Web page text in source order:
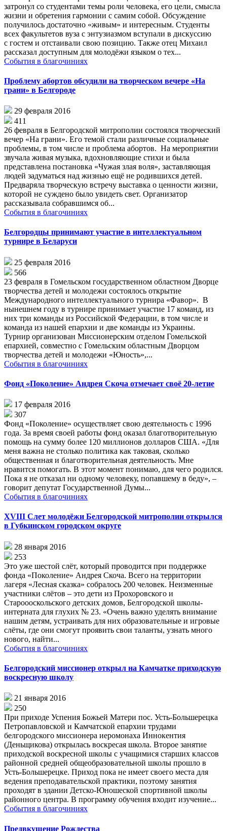
затронул со студентами темы роли человека, его цели, смысла
жизни и обретения гармонии с самим собой. Обсуждение
получилось достаточно «живым» и интересным. Студенты
всех факультетов вуза с энтузиазмом вступали в дискуссию
с гостем и отстаивали свою позицию. Также отец Михаил
рассказал доступным для молодёжи языком о тех...
События в благочиниях
Проблему абортов обсудили на творческом вечере «На
грани» в Белгороде
29 февраля 2016
411
26 февраля в Белгородской митрополии состоялся творческий
вечер «На грани». Его темой стали различные социальные
проблемы, в том числе и проблема абортов. На мероприятии
звучала живая музыка, вдохновляющие стихи и была
представлена постановка «Чужая злая воля», заставляющая
людей задуматься над жизнью ещё не родившихся детей.
Предваряла творческую встречу выставка о ценности жизни,
которой не суждено было увидеть свет. Организатор
рассказывала собравшимся об...
События в благочиниях
Белгородцы принимают участие в интеллектуальном
турнире в Беларуси
25 февраля 2016
566
23 февраля в Гомельском государственном областном Дворце
творчества детей и молодежи состоялось открытие
Международного интеллектуального турнира «Фавор». В
нынешнем году в турнире принимает участие 17 команд, из
них три команды из Российской Федерации, в том числе и
команда из нашей епархии и две команды из Украины.
Турнир организован Миссионерским отделом Гомельской
епархией, совместно с Гомельским областным Дворцом
творчества детей и молодежи «Юность»,...
События в благочиниях
Фонд «Поколение» Андрея Скоча отмечает своё 20-летие
17 февраля 2016
307
Фонд «Поколение» осуществляет свою деятельность с 1996
года. За время своей работы фонд оказал благотворительную
помощь на сумму более 120 миллионов долларов США. «Для
меня важна не столько политика как таковая, сколько
общественная и благотворительная деятельность. Мне
нравится помогать. В этот момент понимаю, для чего родился.
Пока я не отказал ни одному человеку, попавшему в беду», –
говорит депутат Государственной Думы...
События в благочиниях
XVIII Слет молодёжи Белгородской митрополии открылся
в Губкинском городском округе
28 января 2016
253
Это уже шестой слёт, который проводится при поддержке
фонда «Поколение» Андрея Скоча. Всего на территории
лагеря «Лесная сказка» собралось 200 человек. Неизменные
участники слётов – это дети из Прохоровского и
Староооскольского детских домов, Белгородской школы-
интерната для глухих № 23. «Очень важно уделять внимание
нашим детям, устраивать для них образовательные и игровые
слёты, где они смогут проявить свои таланты, узнать много
нового, найти...
События в благочиниях
Белгородский миссионер открыл на Камчатке приходскую
воскресную школу
21 января 2016
250
При приходе Успения Божьей Матери пос. Усть-Большерецка
Петропавловской и Камчатской епархии трудами
белгородского миссионера иеромонаха Иннокентия
(Деньщикова) открылась воскресая школа. Второе занятие
приходской воскресной школы с учащимися старших классов
районной средней общеобразовательной школы прошло в
Усть-Большерецке. Приход пока не имеет своего места для
ведения преподавательской практики, поэтому занятия
проходят в здании Детско-Юношеской спортивной школы
районного центра. В программу обучения входит изучение...
События в благочиниях
Предвкушение Рождества